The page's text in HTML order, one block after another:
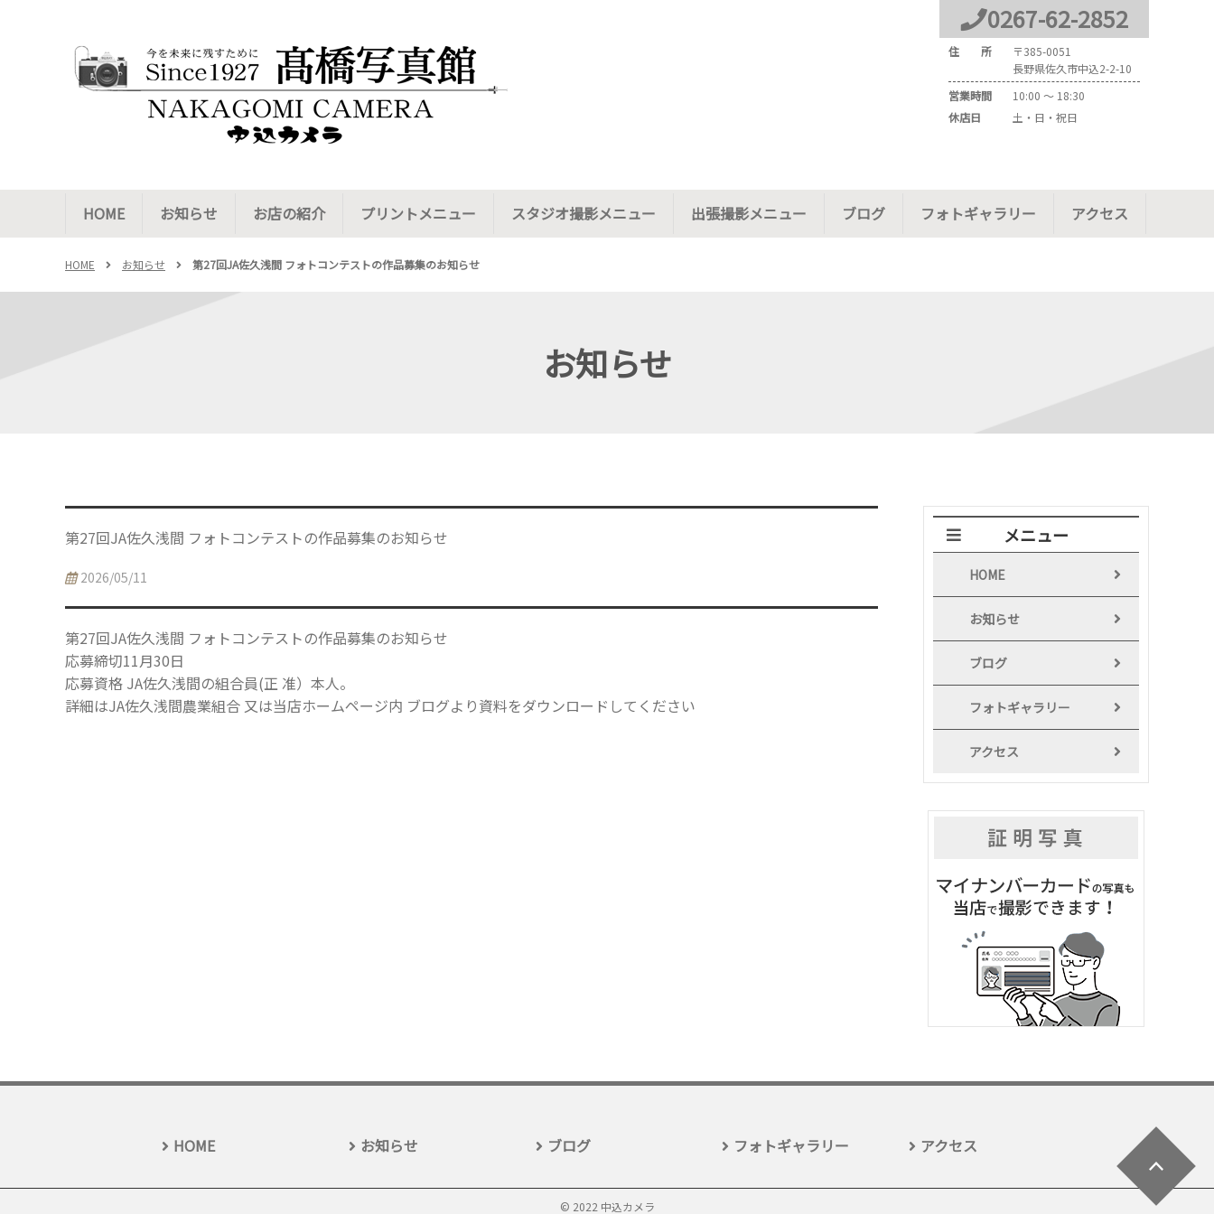
0267-62-2852
住 所 〒385-0051
長野県佐久市中込2-2-10
営業時間
10:00 ～ 18:30
休店日
土・日・祝日
HOME お知らせ お店の紹介 プリントメニュー スタジオ撮影メニュー 出張撮影メニュー ブログ フォトギャラリー アクセス
HOME お知らせ 第27回JA佐久浅間 フォトコンテストの作品募集のお知らせ
お知らせ
第27回JA佐久浅間 フォトコンテストの作品募集のお知らせ
2026/05/11
第27回JA佐久浅間 フォトコンテストの作品募集のお知らせ
応募締切11月30日
応募資格 JA佐久浅間の組合員(正 准）本人。
詳細はJA佐久浅間農業組合 又は当店ホームページ内 ブログより資料をダウンロードしてください
メニュー
HOME
お知らせ
ブログ
フォトギャラリー
アクセス
HOME お知らせ ブログ フォトギャラリー アクセス
© 2022 中込カメラ